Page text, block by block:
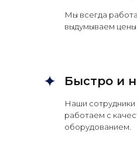
Мы всегда
выдумываем цены
Быстро и
Наши
работаем с
оборудованием.